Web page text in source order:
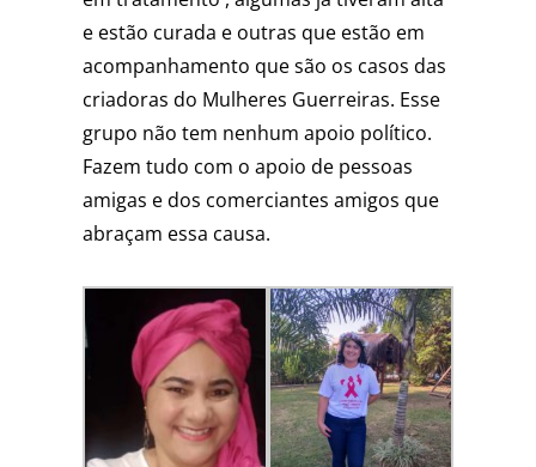
e estão curada e outras que estão em
acompanhamento que são os casos das
criadoras do Mulheres Guerreiras. Esse
grupo não tem nenhum apoio político.
Fazem tudo com o apoio de pessoas
amigas e dos comerciantes amigos que
abraçam essa causa.